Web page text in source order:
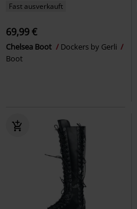
Fast ausverkauft
69,99 €
Chelsea Boot
Dockers by Gerli
Boot